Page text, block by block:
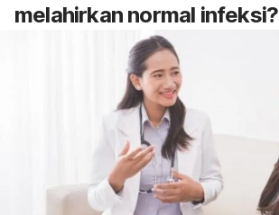
melahirkan normal infeksi?